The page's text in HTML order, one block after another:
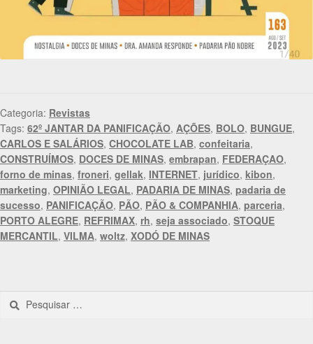
Categoria: Revistas
Tags: 62º JANTAR DA PANIFICAÇÃO, AÇÕES, BOLO, BUNGUE,
CARLOS E SALÁRIOS, CHOCOLATE LAB, confeitaria,
CONSTRUÍMOS, DOCES DE MINAS, embrapan, FEDERAÇAO,
forno de minas, froneri, gellak, INTERNET, jurídico, kibon,
marketing, OPINIÃO LEGAL, PADARIA DE MINAS, padaria de
sucesso, PANIFICAÇÃO, PÃO, PÃO & COMPANHIA, parceria,
PORTO ALEGRE, REFRIMAX, rh, seja associado, STOQUE
MERCANTIL, VILMA, woltz, XODÓ DE MINAS